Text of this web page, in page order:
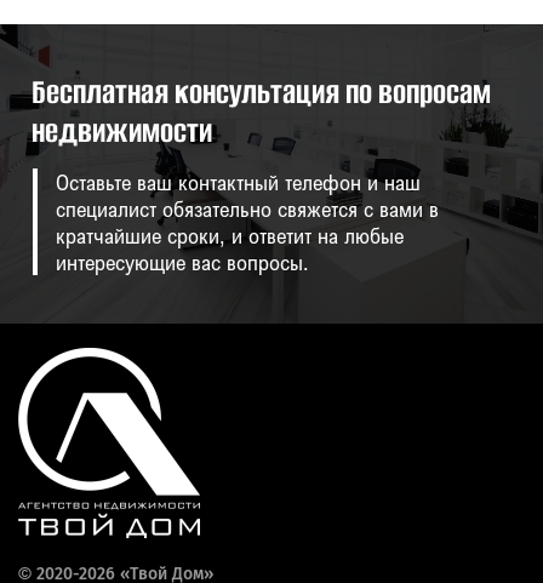
Бесплатная консультация по вопросам
недвижимости
Оставьте ваш контактный телефон и наш
специалист обязательно свяжется с вами в
кратчайшие сроки, и ответит на любые
интересующие вас вопросы.
© 2020-2026 «Твой Дом»